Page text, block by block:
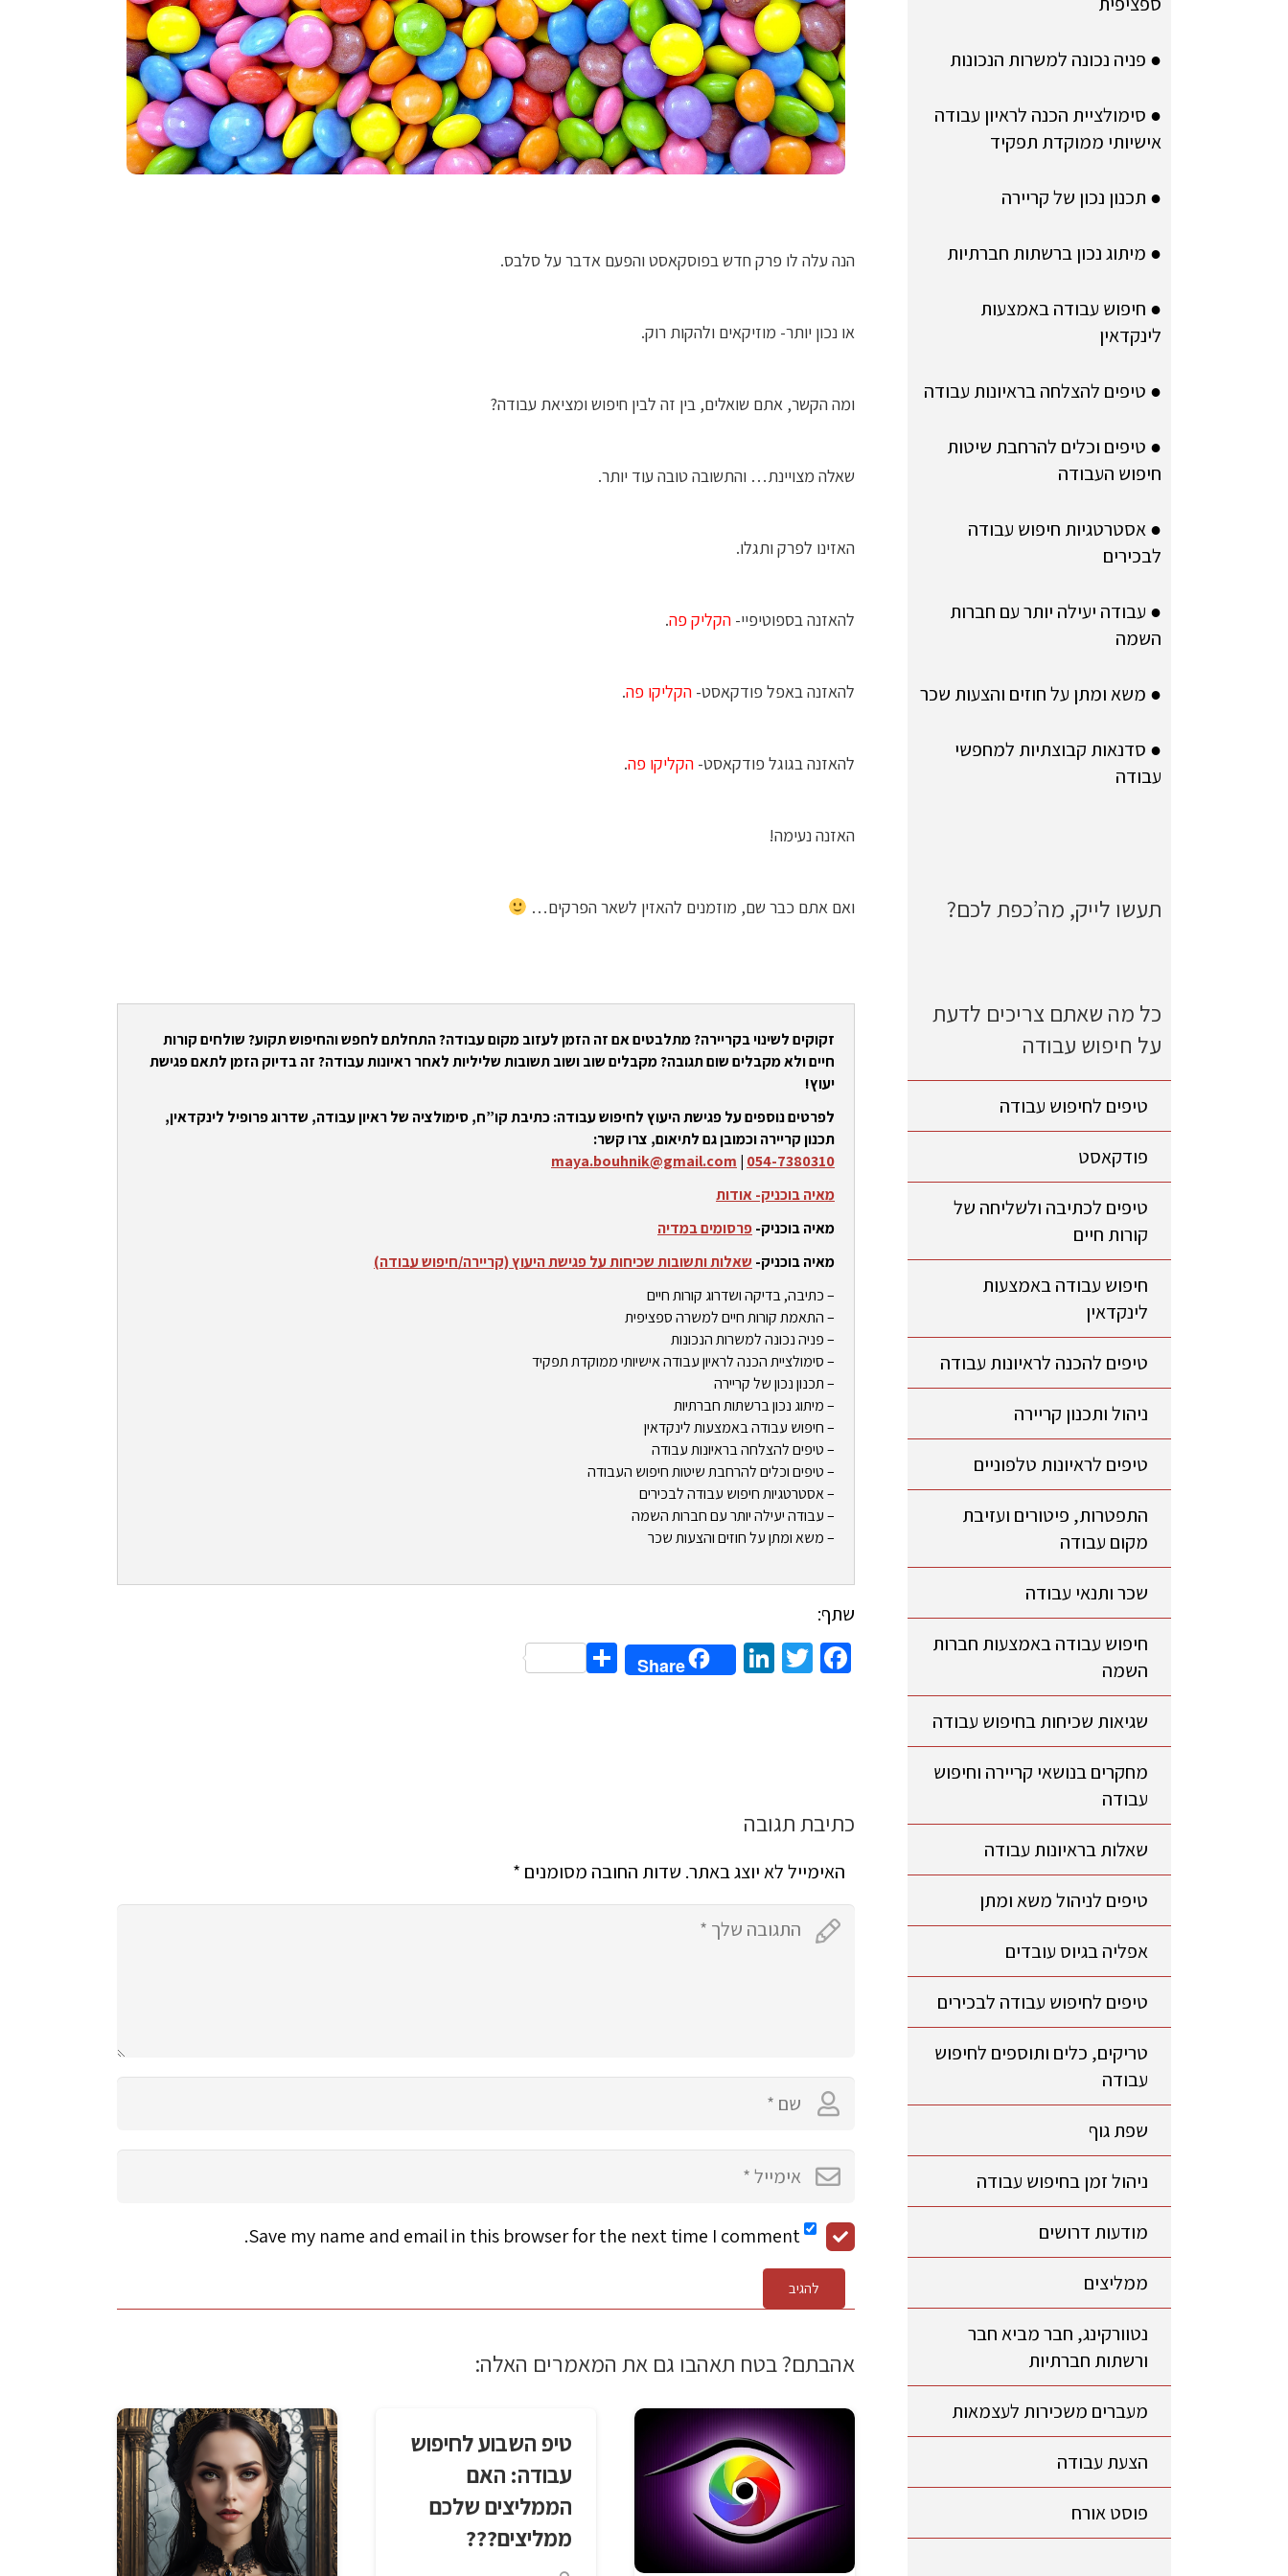
הנה עלה לו פרק חדש בפוסקאסט והפעם אדבר על סלבס.
או נכון יותר- מוזיקאים ולהקות רוק.
ומה הקשר, אתם שואלים, בין זה לבין חיפוש ומציאת עבודה?
שאלה מצויינת… והתשובה טובה עוד יותר.
האזינו לפרק ותגלו.
להאזנה בספוטיפיי- הקליק פה.
להאזנה באפל פודקאסט- הקליקו פה.
להאזנה בגוגל פודקאסט- הקליקו פה.
האזנה נעימה!
ואם אתם כבר שם, מוזמנים להאזין לשאר הפרקים…
זקוקים לשינוי בקריירה? מתלבטים אם זה הזמן לעזוב מקום עבודה? התחלתם לחפש והחיפוש תקוע? שולחים קורות
חיים ולא מקבלים שום תגובה? מקבלים שוב ושוב תשובות שליליות לאחר ראיונות עבודה? זה בדיוק הזמן לתאם פגישת
יעוץ!
לפרטים נוספים על פגישת היעוץ לחיפוש עבודה: כתיבת קו”ח, סימולציה של ראיון עבודה, שדרוג פרופיל לינקדאין,
תכנון קריירה וכמובן גם לתיאום, צרו קשר:
054-7380310
|
maya.bouhnik@gmail.com
מאיה בוכניק- אודות
מאיה בוכניק-פרסומים במדיה
מאיה בוכניק- שאלות ותשובות שכיחות על פגישת היעוץ (קריירה/חיפוש עבודה)
– כתיבה, בדיקה ושדרוג קורות חיים
– התאמת קורות חיים למשרה ספציפית
– פניה נכונה למשרות הנכונות
– סימולציית הכנה לראיון עבודה אישיותי ממוקדת תפקיד
– תכנון נכון של קריירה
– מיתוג נכון ברשתות חברתיות
– חיפוש עבודה באמצעות לינקדאין
– טיפים להצלחה בראיונות עבודה
– טיפים וכלים להרחבת שיטות חיפוש העבודה
– אסטרטגיות חיפוש עבודה לבכירים
– עבודה יעילה יותר עם חברות השמה
– משא ומתן על חוזים והצעות שכר
שתף:
Facebook
Twitter
LinkedIn
Share
Share
כתיבת תגובה
האימייל לא יוצג באתר. שדות החובה מסומנים *
Save my name and email in this browser for the next time I comment.
להגיב
אהבתם? בטח תאהבו גם את המאמרים האלה:
טיפ השבוע לחיפוש
עבודה: האם
הממליצים שלכם
ממליצים???
● פניה נכונה למשרות הנכונות
● סימולציית הכנה לראיון עבודה
אישיותי ממוקדת תפקיד
● תכנון נכון של קריירה
● מיתוג נכון ברשתות חברתיות
● חיפוש עבודה באמצעות
לינקדאין
● טיפים להצלחה בראיונות עבודה
● טיפים וכלים להרחבת שיטות
חיפוש העבודה
● אסטרטגיות חיפוש עבודה
לבכירים
● עבודה יעילה יותר עם חברות
השמה
● משא ומתן על חוזים והצעות שכר
● סדנאות קבוצתיות למחפשי
עבודה
תעשו לייק, מה’כפת לכם?
כל מה שאתם צריכים לדעת
על חיפוש עבודה
טיפים לחיפוש עבודה
פודקאסט
טיפים לכתיבה ולשליחה של
קורות חיים
חיפוש עבודה באמצעות
לינקדאין
טיפים להכנה לראיונות עבודה
ניהול ותכנון קריירה
טיפים לראיונות טלפוניים
התפטרות, פיטורים ועזיבת
מקום עבודה
שכר ותנאי עבודה
חיפוש עבודה באמצעות חברות
השמה
שגיאות שכיחות בחיפוש עבודה
מחקרים בנושאי קריירה וחיפוש
עבודה
שאלות בראיונות עבודה
טיפים לניהול משא ומתן
אפליה בגיוס עובדים
טיפים לחיפוש עבודה לבכירים
טריקים, כלים ותוספים לחיפוש
עבודה
שפת גוף
ניהול זמן בחיפוש עבודה
מודעות דרושים
ממליצים
נטוורקינג, חבר מביא חבר
ורשתות חברתיות
מעברים משכירות לעצמאות
הצעת עבודה
פוסט אורח